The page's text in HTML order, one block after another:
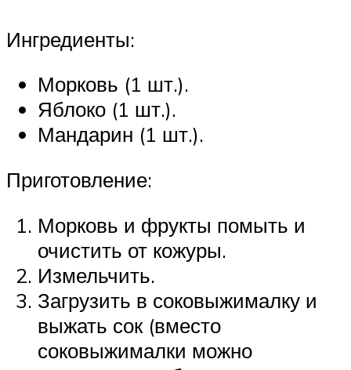
Ингредиенты:
Морковь (1 шт.).
Яблоко (1 шт.).
Мандарин (1 шт.).
Приготовление:
Морковь и фрукты помыть и
очистить от кожуры.
Измельчить.
Загрузить в соковыжималку и
выжать сок (вместо
соковыжималки можно